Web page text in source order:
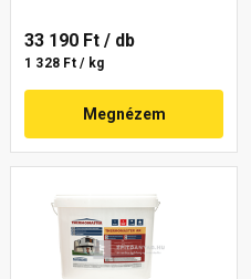
33 190 Ft / db
1 328 Ft / kg
Megnézem